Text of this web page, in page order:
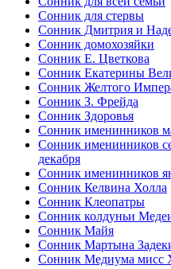
Сонник для стервы
Сонник Дмитрия и
Сонник домохозяйки
Сонник Е. Цветкова
Сонник Екатерины
Сонник Желтого
Сонник З. Фрейда
Сонник Здоровья
Сонник именинников
Сонник именинников
декабря
Сонник именинников
Сонник Келвина Холла
Сонник Клеопатры
Сонник колдуньи
Сонник Майя
Сонник Мартына
Сонник Медиума мисс